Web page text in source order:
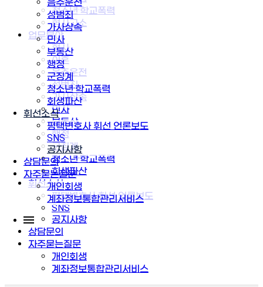
성범죄
가사상속
민사
부동산
행정
군징계
청소년·학교폭력
회생파산
휘선소식
평택변호사 휘선 언론보도
SNS
공지사항
상담문의
자주묻는질문
개인회생
계좌정보통합관리서비스
청소년·학교폭력
형사고소
업무분야
형사
이혼
음주운전
성범죄
가사상속
민사
부동산
행정
군징계
청소년·학교폭력
회생파산
휘선소식
평택변호사 휘선 언론보도
SNS
공지사항
상담문의
자주묻는질문
개인회생
계좌정보통합관리서비스